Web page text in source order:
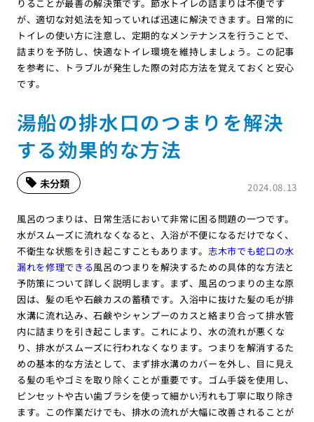
りることが最善の解決策です。節水トイレの詰まりは不便です
が、適切な対処法を知っていれば迅速に解決できます。日常的に
トイレの使い方に注意し、定期的なメンテナンスを行うことで、
詰まりを予防し、快適なトイレ環境を維持しましょう。この記事
を参考に、トラブルが発生した際の対応方法を覚えておくと安心
です。
湯船の排水口のつまりを解決
する効果的な方法
2024.08.13
未分類
風呂のつまりは、日常生活において非常に困る問題の一つです。
水がスムーズに流れなくなると、入浴が不便になるだけでなく、
不衛生な状態を引き起こすこともあります。志木市でも蛇口の水
漏れを修理できる風呂のつまりを解決するための具体的な方法と
予防策について詳しく説明します。まず、風呂のつまりの主な原
因は、髪の毛や石鹸カスの蓄積です。入浴中に抜けた髪の毛が排
水溝に流れ込み、石鹸やシャンプーのカスと絡まり合って排水管
内に詰まりを引き起こします。これにより、水の流れが悪くな
り、排水がスムーズに行われなくなります。つまりを解消するた
めの基本的な方法として、まず排水溝のカバーを外し、目に見え
る髪の毛やゴミを取り除くことが重要です。ゴム手袋を使用し、
ピンセットや古い歯ブラシを使って細かい汚れも丁寧に取り除き
ます。この作業だけでも、排水の流れが大幅に改善されることが